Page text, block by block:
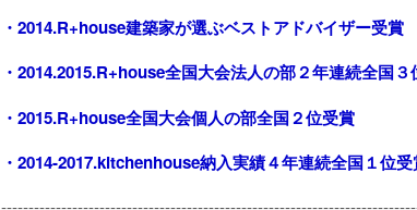
・2014.R+house建築家が選ぶベストアドバイザー受賞
・2014.2015.R+house全国大会法人の部２年連続全国３
・2015.R+house全国大会個人の部全国２位受賞
・2014-2017.kitchenhouse納入実績４年連続全国１位受